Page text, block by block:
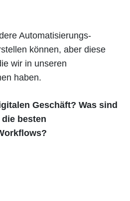
Automatisierungs-
können, aber diese
wir in unseren
haben.
Geschäft? Was sind
besten